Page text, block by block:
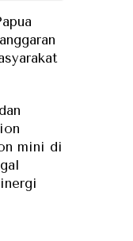
mini di